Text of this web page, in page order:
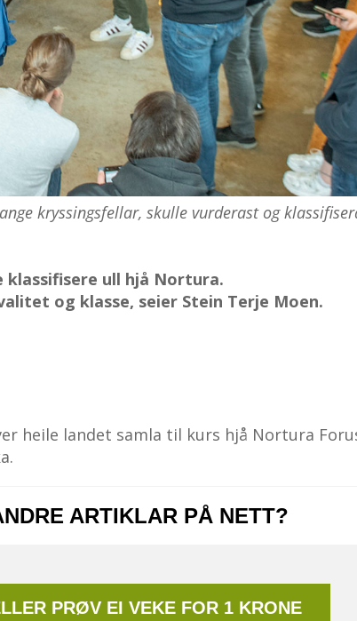
kryssingsfellar, skulle vurderast og
ull hjå Nortura.
og klasse, seier Stein Terje Moen.
heile landet samla til kurs hjå Nortura
ARTIKLAR PÅ NETT?
PRØV EI VEKE FOR 1 KRONE